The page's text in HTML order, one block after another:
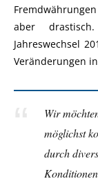
aber
Jahreswechsel
Veränderungen
Wir
möglichst
durch